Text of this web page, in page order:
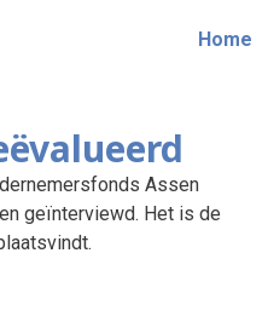
Home
Assen
geïnterviewd. Het is de